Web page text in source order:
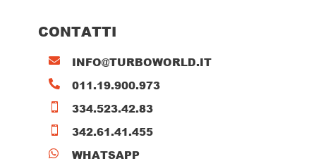
CONTATTI
 INFO@TURBOWORLD.IT
 011.19.900.973
 334.523.42.83
 342.61.41.455
 WHATSAPP